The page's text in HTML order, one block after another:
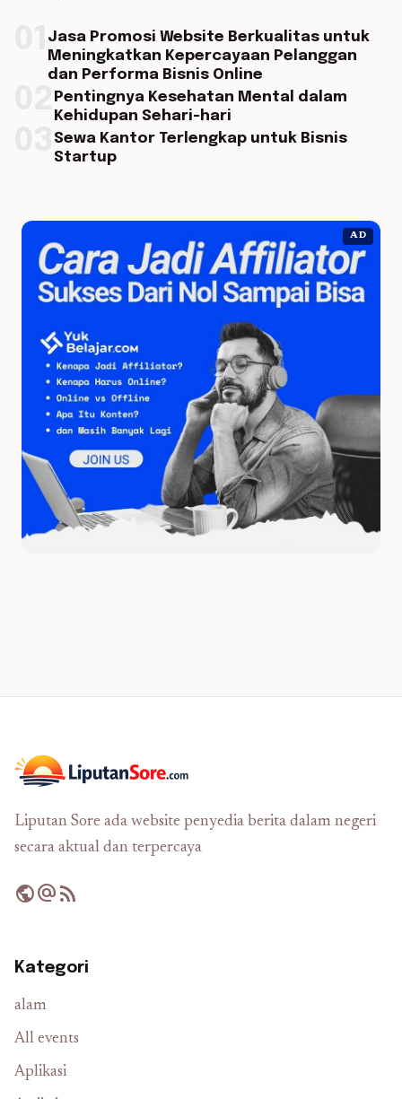
Jasa Promosi Website Berkualitas untuk
Meningkatkan Kepercayaan Pelanggan
dan Performa Bisnis Online
Pentingnya Kesehatan Mental dalam
Kehidupan Sehari-hari
Sewa Kantor Terlengkap untuk Bisnis
Startup
AD
Liputan Sore ada website penyedia berita dalam negeri
secara aktual dan terpercaya
publicalternate_emailrss_feed
Kategori
alam
All events
Aplikasi